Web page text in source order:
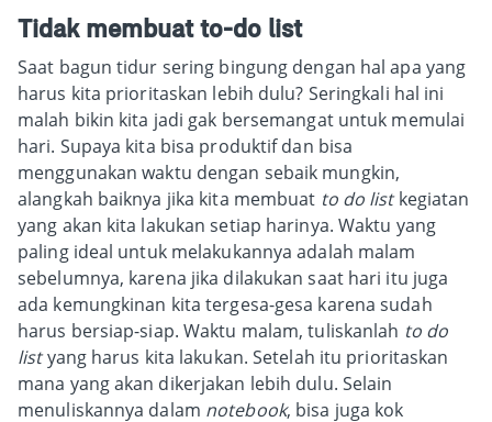
Tidak membuat to-do list
Saat bagun tidur sering bingung dengan hal apa yang
harus kita prioritaskan lebih dulu? Seringkali hal ini
malah bikin kita jadi gak bersemangat untuk memulai
hari. Supaya kita bisa produktif dan bisa
menggunakan waktu dengan sebaik mungkin,
alangkah baiknya jika kita membuat to do listkegiatan
yang akan kita lakukan setiap harinya. Waktu yang
paling ideal untuk melakukannya adalah malam
sebelumnya, karena jika dilakukan saat hari itu juga
ada kemungkinan kita tergesa-gesa karena sudah
harus bersiap-siap. Waktu malam, tuliskanlah to do
listyang harus kita lakukan. Setelah itu prioritaskan
mana yang akan dikerjakan lebih dulu. Selain
menuliskannya dalam notebook, bisa juga kok